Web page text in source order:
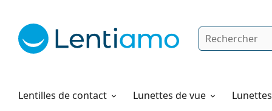
Rechercher
Lentilles de contact
Produits d'entretien Lunettes de vue
Comment commander